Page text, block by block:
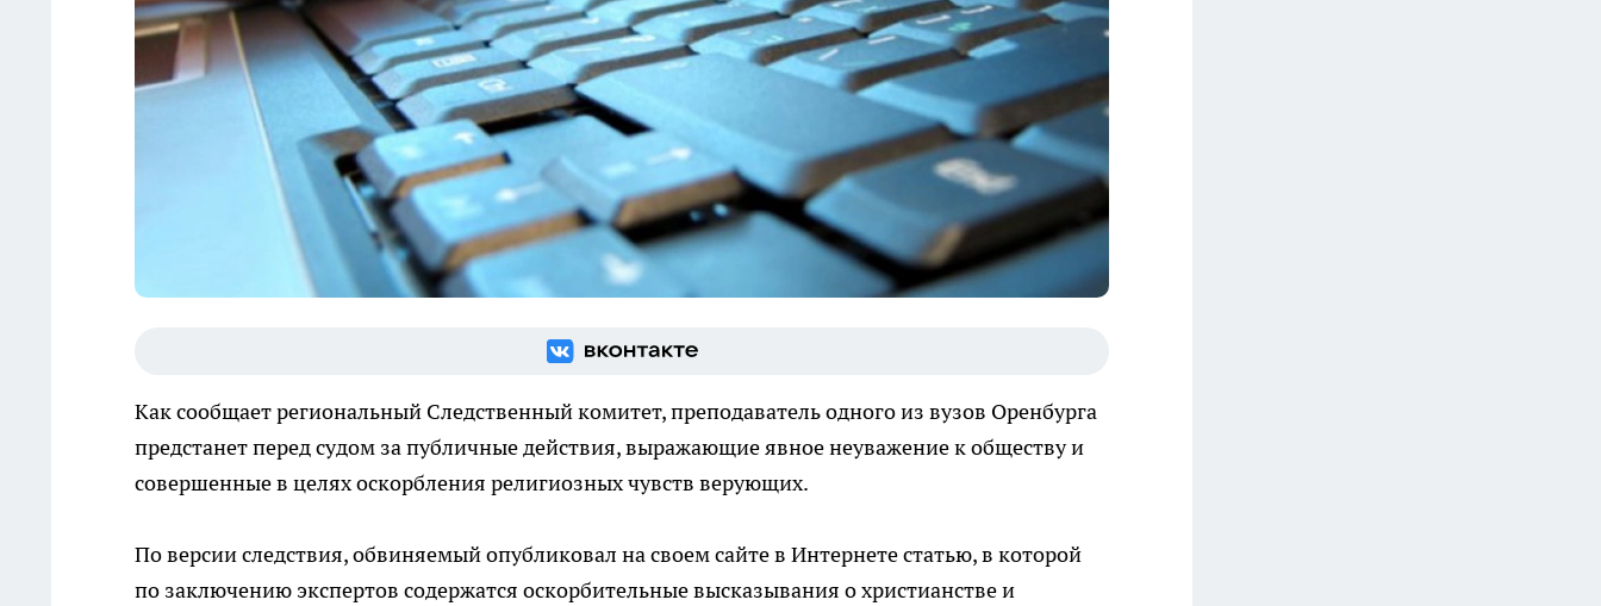
Как сообщает региональный Следственный комитет, преподаватель одного из вузов Оренбурга
предстанет перед судом за публичные действия, выражающие явное неуважение к обществу и
совершенные в целях оскорбления религиозных чувств верующих.
По версии следствия, обвиняемый опубликовал на своем сайте в Интернете статью, в которой
по заключению экспертов содержатся оскорбительные высказывания о христианстве и